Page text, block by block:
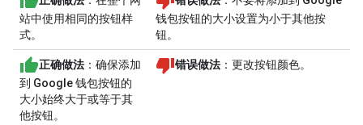
站中使用相同的按钮样
式。
钱包按钮的大小设置为小于其他按
钮。
正确做法 ：确保添加
到 Google 钱包按钮的
大小始终大于或等于其
他按钮。
错误做法 ：更改按钮颜色。